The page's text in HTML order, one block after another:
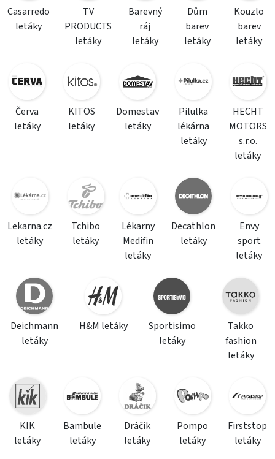
Casarredo
letáky
TV
PRODUCTS
letáky
Barevný
ráj
letáky
Dům
barev
letáky
Kouzlo
barev
letáky
Červa
letáky
KITOS
letáky
Domestav
letáky
Pilulka
lékárna
letáky
HECHT
MOTORS
s.r.o.
letáky
Lekarna.cz
letáky
Tchibo
letáky
Lékarny
Medifin
letáky
Decathlon
letáky
Envy
sport
letáky
Deichmann
letáky
H&M letáky
Sportisimo
letáky
Takko
fashion
letáky
KIK
letáky
Bambule
letáky
Dráčik
letáky
Pompo
letáky
Firststop
letáky